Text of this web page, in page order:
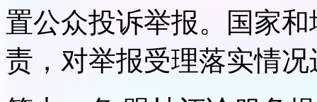
置公众投诉举报。国家
责，对举报受理落实情